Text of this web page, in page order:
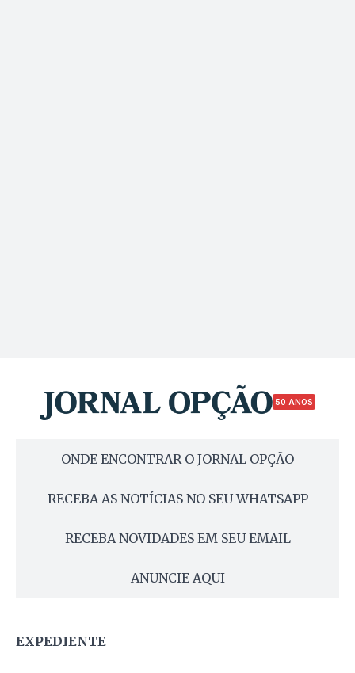
50 ANOS
ONDE ENCONTRAR O JORNAL OPÇÃO
RECEBA AS NOTÍCIAS NO SEU WHATSAPP
RECEBA NOVIDADES EM SEU EMAIL
ANUNCIE AQUI
EXPEDIENTE